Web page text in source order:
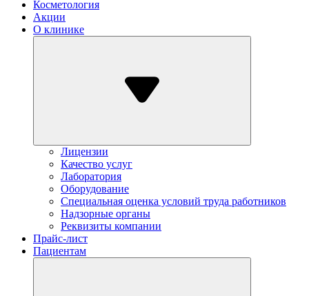
Косметология
Акции
О клинике
Лицензии
Качество услуг
Лаборатория
Оборудование
Специальная оценка условий труда работников
Надзорные органы
Реквизиты компании
Прайс-лист
Пациентам